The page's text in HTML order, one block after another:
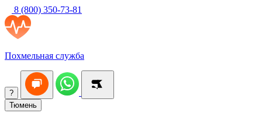
8 (800) 350-73-81
Похмельная служба
?
Тюмень